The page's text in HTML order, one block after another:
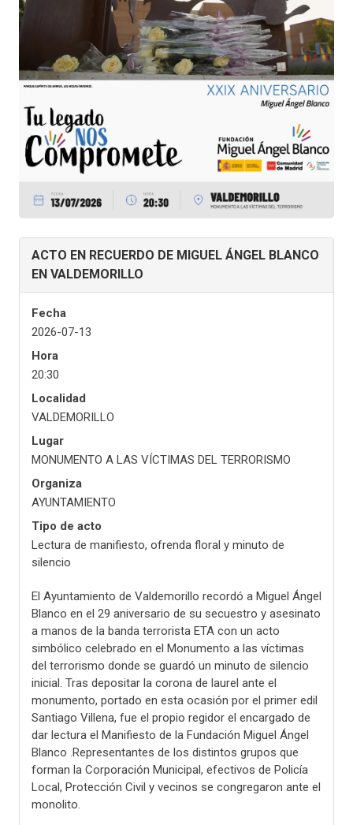
ACTO EN RECUERDO DE MIGUEL ÁNGEL BLANCO
EN VALDEMORILLO
Fecha
2026-07-13
Hora
20:30
Localidad
VALDEMORILLO
Lugar
MONUMENTO A LAS VÍCTIMAS DEL TERRORISMO
Organiza
AYUNTAMIENTO
Tipo de acto
Lectura de manifiesto, ofrenda floral y minuto de
silencio
El Ayuntamiento de Valdemorillo recordó a Miguel Ángel
Blanco en el 29 aniversario de su secuestro y asesinato
a manos de la banda terrorista ETA con un acto
simbólico celebrado en el Monumento a las víctimas
del terrorismo donde se guardó un minuto de silencio
inicial. Tras depositar la corona de laurel ante el
monumento, portado en esta ocasión por el primer edil
Santiago Villena, fue el propio regidor el encargado de
dar lectura el Manifiesto de la Fundación Miguel Ángel
Blanco .Representantes de los distintos grupos que
forman la Corporación Municipal, efectivos de Policía
Local, Protección Civil y vecinos se congregaron ante el
monolito.